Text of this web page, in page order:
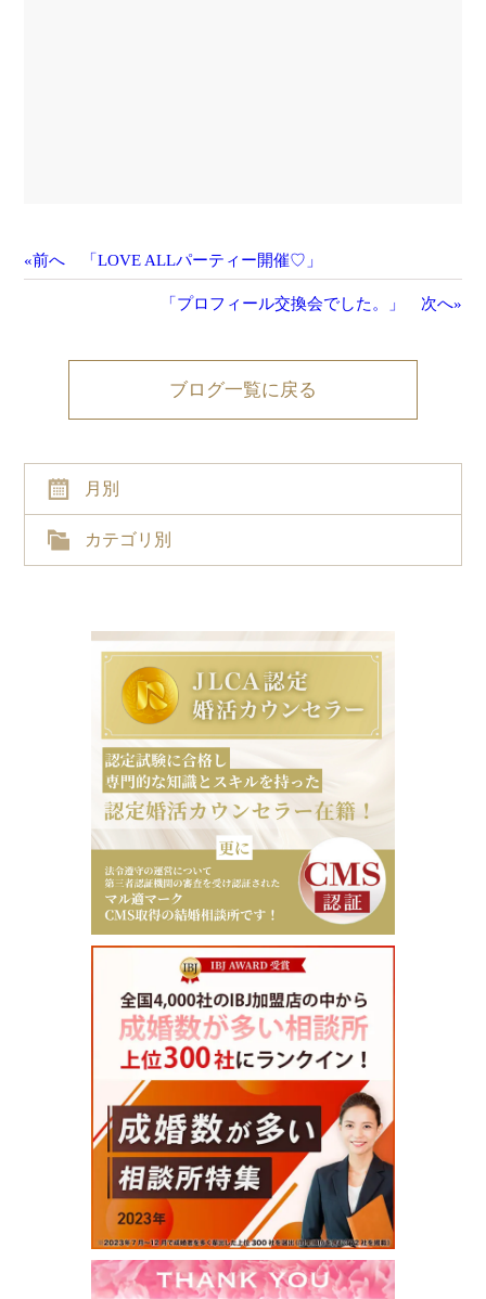
«前へ 「LOVE ALLパーティー開催♡」
「プロフィール交換会でした。」 次へ»
ブログ一覧に戻る
月別
カテゴリ別